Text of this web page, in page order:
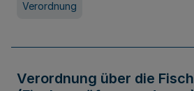
Verordnung
Verordnung über die